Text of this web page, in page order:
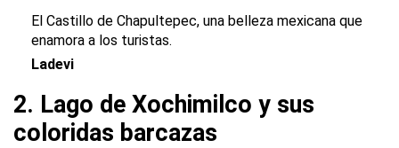
El Castillo de Chapultepec, una belleza mexicana que
enamora a los turistas.
Ladevi
2. Lago de Xochimilco y sus
coloridas barcazas